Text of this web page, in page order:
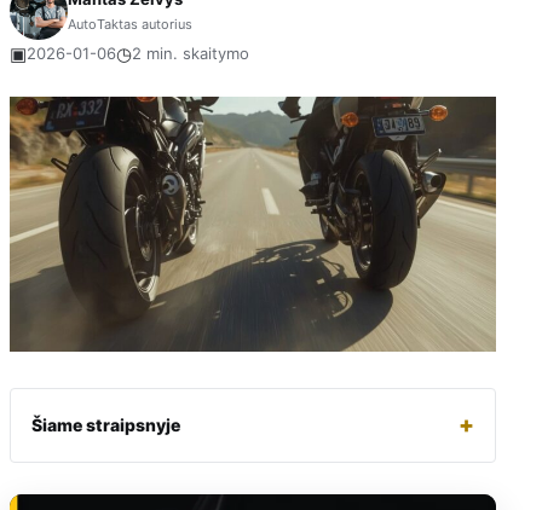
AutoTaktas autorius
▣2026-01-06◷2 min. skaitymo
Šiame straipsnyje +